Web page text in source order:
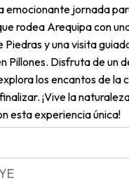
emocionante jornada
rodea Arequipa con
Piedras y una visita
Pillones. Disfruta de un
los encantos de la
¡Vive la
esta experiencia única!